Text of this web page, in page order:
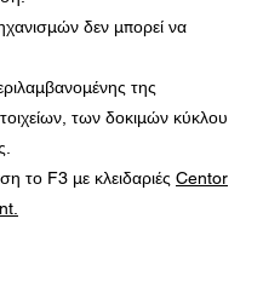
δεν μπορεί να
της
των δοκιμών κύκλου
το F3 με κλειδαριές Centor
της φόρμας στον
ή σε έναν υπεύθυνο
θα επικοινωνήσει μαζί μου
μου.
δεδομένων θα είναι
προστασίας δεδομένων.